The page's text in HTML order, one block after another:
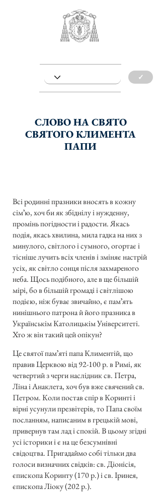
✓
СЛОВО НА СВЯТО
СВЯТОГО КЛИМЕНТА
ПАПИ
Всі родинні празники вносять в кожну
сімʼю, хоч би як збіднілу і нужденну,
промінь погідности і радости. Якась
подія, якась хвилина, мила гадка на них з
минулого, світлого і сумного, огортає і
тісніше лучить всіх членів і зміняє настрій
усіх, як світло сонця після захмареного
неба. Щось подібного, але в ще більшій
мірі, бо в більшій громаді і світлішою
подією, ніж буває звичайно, є памʼять
нинішнього патрона й його празника в
Українськім Католицькім Університеті.
Хто ж він такий цей опікун?
Це святої памʼяті папа Климентій, що
правив Церквою від 92-100 р. в Римі, як
четвертий з черги наслідник св. Петра,
Ліна і Анаклета, хоч був вже свячений св.
Петром. Коли постав спір в Коринті і
вірні усунули презвітерів, то Папа своїм
посланням, написаним в грецькій мові,
привернув там лад і спокій. В цьому згідні
усі історики і є на це безсумнівні
свідоцтва. Пригадаймо собі тільки два
голоси визначних свідків: св. Діонісія,
єпископа Коринту (170 р.) і св. Іринея,
єпископа Ліоку (202 р.).